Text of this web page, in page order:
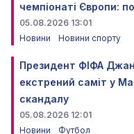
чемпіонаті Європи:
05.08.2026 13:01
Новини
Новини спорту
Президент ФІФА
екстрений саміт у
скандалу
05.08.2026 12:01
Новини
Футбол